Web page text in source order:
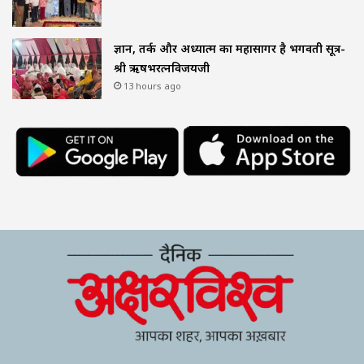
ज्ञान, तर्क और अध्यात्म का महासागर है भगवती सूत्र-
श्री ऋषभरत्नविजयजी
13 hours ago